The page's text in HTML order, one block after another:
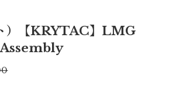
ト）【KRYTAC】LMG